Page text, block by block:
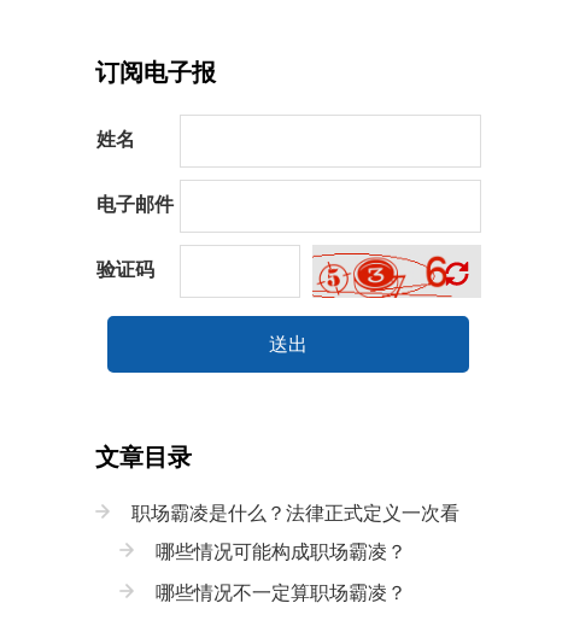
订阅电子报
姓名
电子邮件
验证码
送出
文章目录
职场霸凌是什么？法律正式定义一次看
哪些情况可能构成职场霸凌？
哪些情况不一定算职场霸凌？